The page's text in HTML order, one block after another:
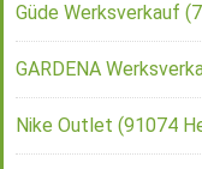
Güde Werksverkauf
GARDENA
Nike Outlet (91074